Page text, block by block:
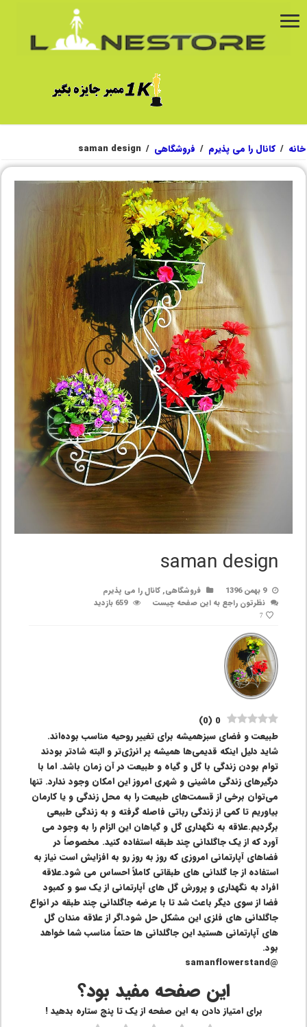
خانه / کانال را می پذیرم / فروشگاهی /
saman design
saman design
9 بهمن 1396 فروشگاهی,کانال را می پذیرم
نظرتون راجع به این صفحه چیست
659 بازدید
7
0
(
0
)
طبیعت و فضای سبزهمیشه برای تغییر روحیه مناسب بوده‌اند.
شاید دلیل اینکه قدیمی‌ها همیشه پر انرژی‌تر و البته شادتر بودند
توام بودن زندگی با گل و گیاه و طبیعت در آن زمان باشد. اما با
درگیرهای زندگی ماشینی و شهری امروز این امکان وجود ندارد. تنها
می‌توان برخی از قسمت‎‌های طبیعت را به محل زندگی و یا کارمان
بیاوریم تا کمی از زندگی رباتی فاصله گرفته و به زندگی طبیعی
برگردیم.علاقه به نگهداری گل و گیاهان این الزام را به وجود می
آورد که از یک جاگلدانی چند طبقه استفاده کنید. مخصوصاً در
فضاهای آپارتمانی امروزی که روز به روز رو به افزایش است نیاز به
استفاده از جا گلدانی های طبقاتی کاملاً احساس می شود.علاقه
افراد به نگهداری و پرورش گل های آپارتمانی از یک سو و کمبود
فضا از سوی دیگر باعث شد تا با عرضه جاگلدانی چند طبقه در انواع
جاگلدانی های فلزی این مشکل حل شود.اگر از علاقه مندان گل
های آپارتمانی هستید این جاگلدانی ها حتماً مناسب شما خواهد
بود.
@samanflowerstand
این صفحه مفید بود؟
برای امتیاز دادن به این صفحه از یک تا پنج ستاره بدهید !